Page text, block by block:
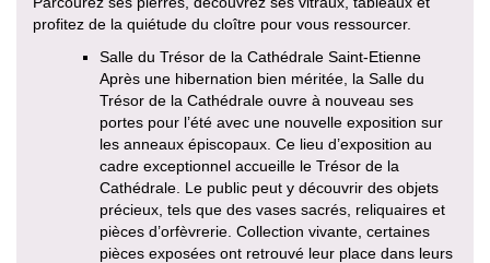
profitez de la quiétude du cloître pour vous ressourcer.
Salle du Trésor de la Cathédrale Saint-Etienne
Après une hibernation bien méritée, la Salle du
Trésor de la Cathédrale ouvre à nouveau ses
portes pour l’été avec une nouvelle exposition sur
les anneaux épiscopaux. Ce lieu d’exposition au
cadre exceptionnel accueille le Trésor de la
Cathédrale. Le public peut y découvrir des objets
précieux, tels que des vases sacrés, reliquaires et
pièces d’orfèvrerie. Collection vivante, certaines
pièces exposées ont retrouvé leur place dans leurs